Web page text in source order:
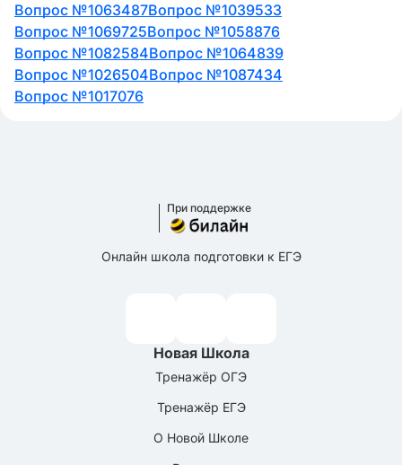
Вопрос №1063487Вопрос №1039533
Вопрос №1069725Вопрос №1058876
Вопрос №1082584Вопрос №1064839
Вопрос №1026504Вопрос №1087434
Вопрос №1017076
При поддержке
Онлайн школа подготовки к ЕГЭ
Новая Школа
Тренажёр ОГЭ
Тренажёр ЕГЭ
О Новой Школе